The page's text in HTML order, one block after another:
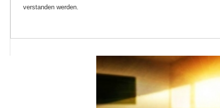
verstanden werden.